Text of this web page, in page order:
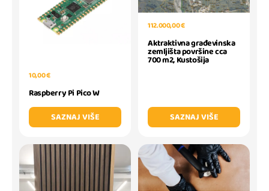
10,00 €
Raspberry Pi Pico W
SAZNAJ VIŠE
112.000,00 €
Aktraktivna građevinska
zemljišta površine cca
700 m2, Kustošija
SAZNAJ VIŠE